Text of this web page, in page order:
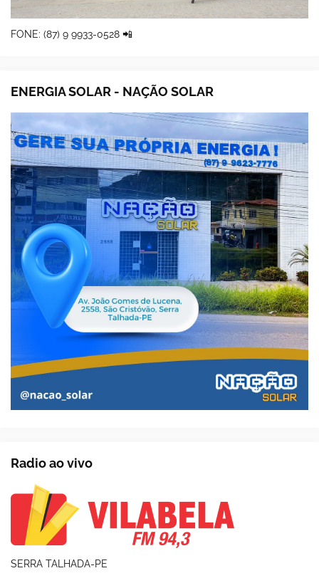
FONE: (87) 9 9933-0528 📲
ENERGIA SOLAR - NAÇÃO SOLAR
Radio ao vivo
SERRA TALHADA-PE